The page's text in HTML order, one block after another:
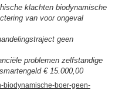
klachten biodynamische
van voor ongeval
geen
problemen zelfstandige
€ 15.000,00
boer-geen-